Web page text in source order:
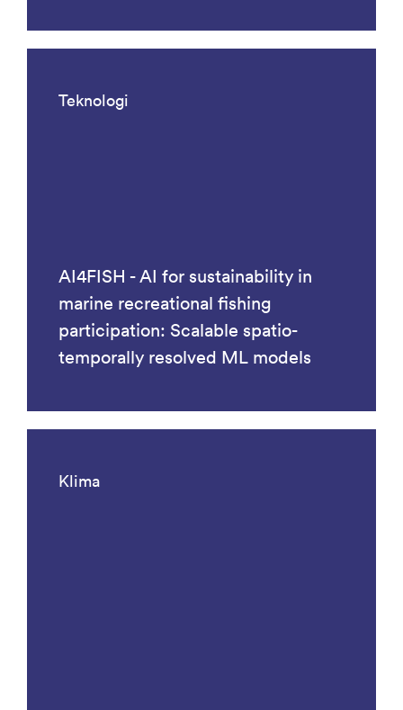
Teknologi
AI4FISH - AI for sustainability in
marine recreational fishing
participation: Scalable spatio-
temporally resolved ML models
Klima